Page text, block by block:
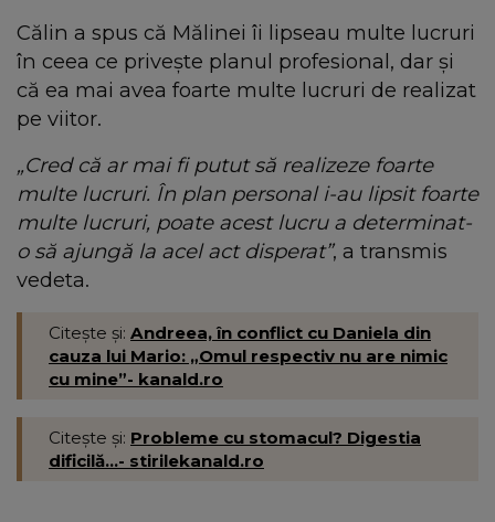
Călin a spus că Mălinei îi lipseau multe lucruri
în ceea ce privește planul profesional, dar și
că ea mai avea foarte multe lucruri de realizat
pe viitor.
„Cred că ar mai fi putut să realizeze foarte
multe lucruri. În plan personal i-au lipsit foarte
multe lucruri, poate acest lucru a determinat-
o să ajungă la acel act disperat”, a transmis
vedeta.
Citește și: Andreea, în conflict cu Daniela din
cauza lui Mario: „Omul respectiv nu are nimic
cu mine”- kanald.ro
Citește și: Probleme cu stomacul? Digestia
dificilă...- stirilekanald.ro